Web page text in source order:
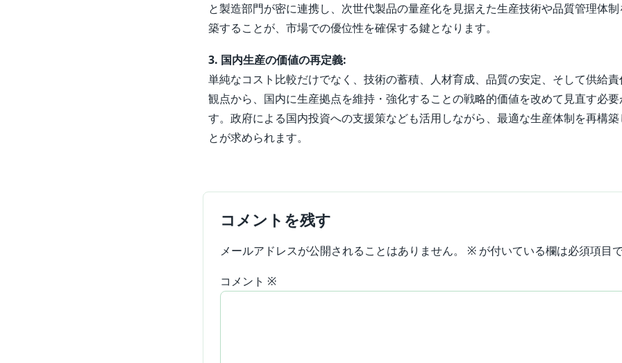
と製造部門が密に連携し、次世代製品の量産化を見据えた生産技術や品質管理体
築することが、市場での優位性を確保する鍵となります。
3. 国内生産の価値の再定義:
単純なコスト比較だけでなく、技術の蓄積、人材育成、品質の安定、そして供給
観点から、国内に生産拠点を維持・強化することの戦略的価値を改めて見直す必
す。政府による国内投資への支援策なども活用しながら、最適な生産体制を再構
とが求められます。
コメントを残す
メールアドレスが公開されることはありません。 ※ が付いている欄は必須項目
コメント ※